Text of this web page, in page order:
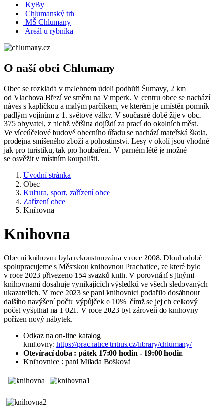
KyBy
Chlumanský trh
MŠ Chlumany
Areál u rybníka
O naší obci Chlumany
Obec se rozkládá v malebném údolí podhůří Šumavy, 2 km
od Vlachova Březí ve směru na Vimperk. V centru obce se nachází
náves s kapličkou a malým parčíkem, ve kterém je umístěn pomník
padlým vojínům z 1. světové války. V současné době žije v obci
375 obyvatel, z nichž většina dojíždí za prací do okolních měst.
Ve víceúčelové budově obecního úřadu se nachází mateřská škola,
prodejna smíšeného zboží a pohostinství. Lesy v okolí jsou vhodné
jak pro turistiku, tak pro houbaření. V parném létě je možné
se osvěžit v místním koupališti.
Úvodní stránka
Obec
Kultura, sport, zařízení obce
Zařízení obce
Knihovna
Knihovna
Obecní knihovna byla rekonstruována v roce 2008. Dlouhodobě
spolupracujeme s Městskou knihovnou Prachatice, ze které bylo
v roce 2023 přivezeno 154 svazků knih. V porovnání s jinými
knihovnami dosahuje vynikajících výsledků ve všech sledovaných
ukazatelích. V roce 2023 se paní knihovnici podařilo dosáhnout
dalšího navýšení počtu výpůjček o 10%, čímž se jejich celkový
počet vyšplhal na 1 021. V roce 2023 byl zároveň do knihovny
pořízen nový nábytek.
Odkaz na on-line katalog
knihovny: https://prachatice.tritius.cz/library/chlumany/
Otevírací doba : pátek 17:00 hodin - 19:00 hodin
Knihovnice : paní Milada Bošková